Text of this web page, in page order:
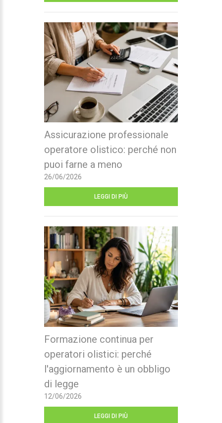
Assicurazione professionale
operatore olistico: perché non
puoi farne a meno
26/06/2026
LEGGI DI PIÙ
Formazione continua per
operatori olistici: perché
l'aggiornamento è un obbligo
di legge
12/06/2026
LEGGI DI PIÙ